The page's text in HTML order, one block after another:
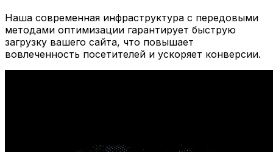
Наша современная инфраструктура с передовыми
методами оптимизации гарантирует быструю
загрузку вашего сайта, что повышает
вовлеченность посетителей и ускоряет конверсии.